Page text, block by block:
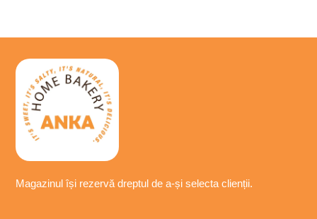
Magazinul își rezervă dreptul de a-și selecta clienții.